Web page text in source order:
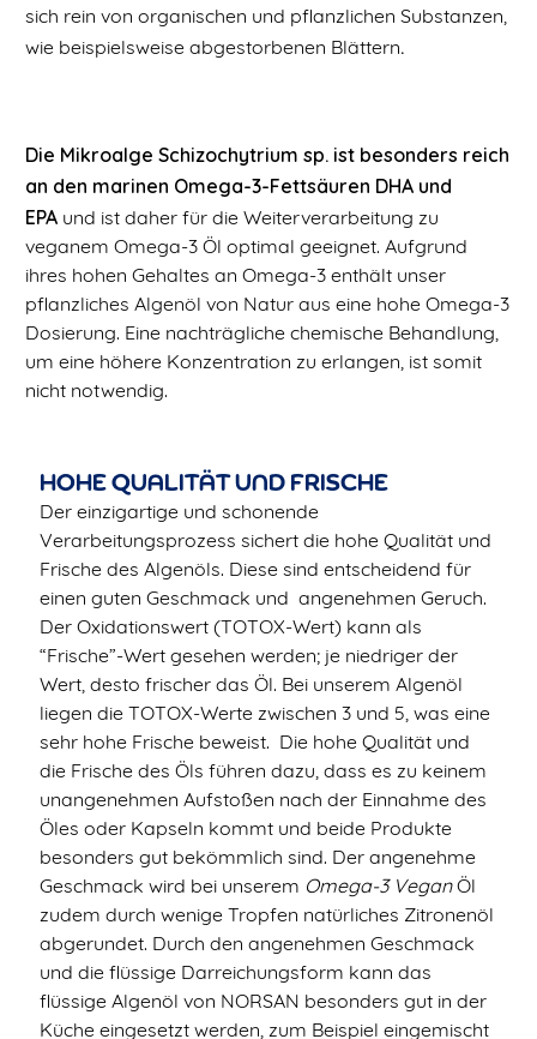
sich rein von organischen und pflanzlichen Substanzen,
wie beispielsweise abgestorbenen Blättern.
Die Mikroalge Schizochytrium sp. ist besonders reich
an den marinen Omega-3-Fettsäuren DHA und
EPA und ist daher für die Weiterverarbeitung zu
veganem Omega-3 Öl optimal geeignet. Aufgrund
ihres hohen Gehaltes an Omega-3 enthält unser
pflanzliches Algenöl von Natur aus eine hohe Omega-3
Dosierung. Eine nachträgliche chemische Behandlung,
um eine höhere Konzentration zu erlangen, ist somit
nicht notwendig.
HOHE QUALITÄT UND FRISCHE
Der einzigartige und schonende
Verarbeitungsprozess sichert die hohe Qualität und
Frische des Algenöls. Diese sind entscheidend für
einen guten Geschmack und angenehmen Geruch.
Der Oxidationswert (TOTOX-Wert) kann als
“Frische”-Wert gesehen werden; je niedriger der
Wert, desto frischer das Öl. Bei unserem Algenöl
liegen die TOTOX-Werte zwischen 3 und 5, was eine
sehr hohe Frische beweist. Die hohe Qualität und
die Frische des Öls führen dazu, dass es zu keinem
unangenehmen Aufstoßen nach der Einnahme des
Öles oder Kapseln kommt und beide Produkte
besonders gut bekömmlich sind. Der angenehme
Geschmack wird bei unserem Omega-3 VeganÖl
zudem durch wenige Tropfen natürliches Zitronenöl
abgerundet. Durch den angenehmen Geschmack
und die flüssige Darreichungsform kann das
flüssige Algenöl von NORSAN besonders gut in der
Küche eingesetzt werden, zum Beispiel eingemischt